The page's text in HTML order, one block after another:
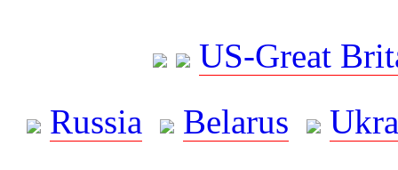
US-Great
Russia
Belarus